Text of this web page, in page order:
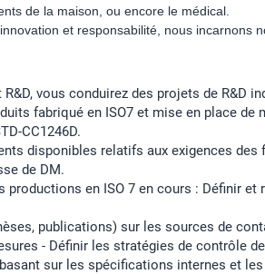
de la maison, ou encore le médical.
et responsabilité, nous incarnons
vous conduirez des projets de R&D
fabriqué en ISO7 et mise en place
CC1246D.
disponibles relatifs aux exigences
de DM.
productions en ISO 7 en cours : Définir
publications) sur les sources de
- Définir les stratégies de contrôle
sur les spécifications internes et